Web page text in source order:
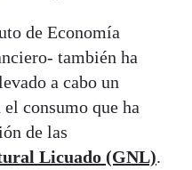
de Economía
también ha
a cabo un
consumo que ha
de las
Licuado (GNL).